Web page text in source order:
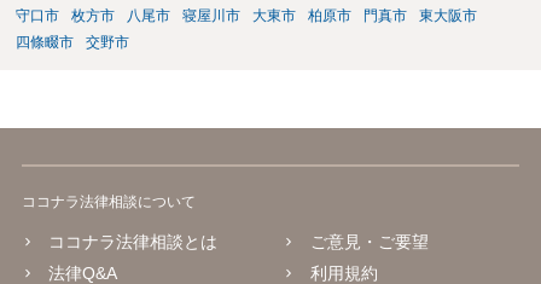
守口市
枚方市 八尾市 寝屋川市 大東市 柏原市 門真市
東大阪市
四條畷市
交野市
ココナラ法律相談について
ココナラ法律相談とは
法律Q&A
ご意見・ご要望
利用規約